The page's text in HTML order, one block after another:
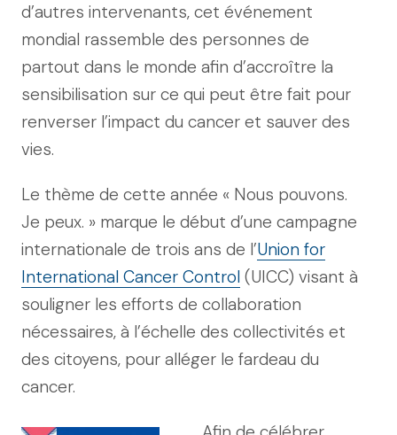
d’autres intervenants, cet événement
mondial rassemble des personnes de
partout dans le monde afin d’accroître la
sensibilisation sur ce qui peut être fait pour
renverser l’impact du cancer et sauver des
vies.
Le thème de cette année « Nous pouvons.
Je peux. » marque le début d’une campagne
internationale de trois ans de l’Union for
International Cancer Control (UICC) visant à
souligner les efforts de collaboration
nécessaires, à l’échelle des collectivités et
des citoyens, pour alléger le fardeau du
cancer.